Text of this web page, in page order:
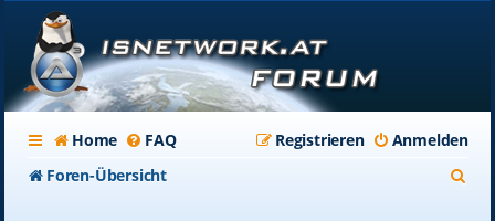
Home FAQ Anmelden
Registrieren
Foren-Übersicht